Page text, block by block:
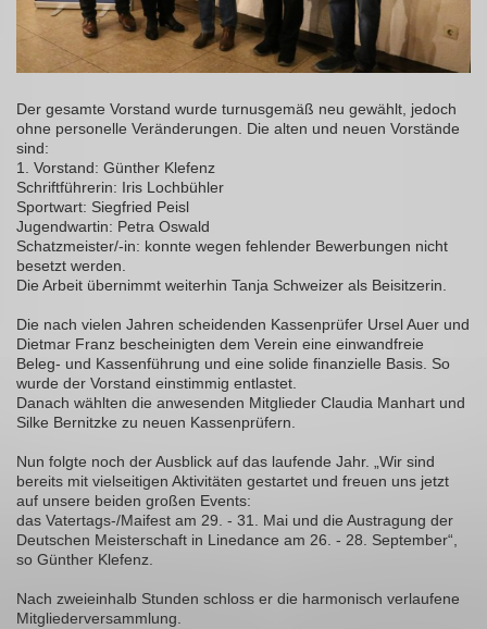
Der gesamte Vorstand wurde turnusgemäß neu gewählt, jedoch
ohne personelle Veränderungen. Die alten und neuen Vorstände
sind:
1. Vorstand: Günther Klefenz
Schriftführerin: Iris Lochbühler
Sportwart: Siegfried Peisl
Jugendwartin: Petra Oswald
Schatzmeister/-in: konnte wegen fehlender Bewerbungen nicht
besetzt werden.
Die Arbeit übernimmt weiterhin Tanja Schweizer als Beisitzerin.
Die nach vielen Jahren scheidenden Kassenprüfer Ursel Auer und
Dietmar Franz bescheinigten dem Verein eine einwandfreie
Beleg- und Kassenführung und eine solide finanzielle Basis. So
wurde der Vorstand einstimmig entlastet.
Danach wählten die anwesenden Mitglieder Claudia Manhart und
Silke Bernitzke zu neuen Kassenprüfern.
Nun folgte noch der Ausblick auf das laufende Jahr. „Wir sind
bereits mit vielseitigen Aktivitäten gestartet und freuen uns jetzt
auf unsere beiden großen Events:
das Vatertags-/Maifest am 29. - 31. Mai und die Austragung der
Deutschen Meisterschaft in Linedance am 26. - 28. September“,
so Günther Klefenz.
Nach zweieinhalb Stunden schloss er die harmonisch verlaufene
Mitgliederversammlung.